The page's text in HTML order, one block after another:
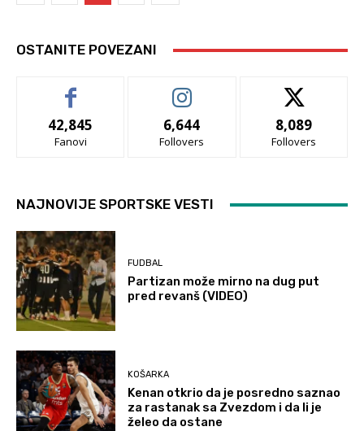
OSTANITE POVEZANI
42,845
Fanovi
6,644
Follovers
8,089
Follovers
NAJNOVIJE SPORTSKE VESTI
FUDBAL
Partizan može mirno na dug put
pred revanš (VIDEO)
KOŠARKA
Kenan otkrio da je posredno saznao
za rastanak sa Zvezdom i da li je
želeo da ostane